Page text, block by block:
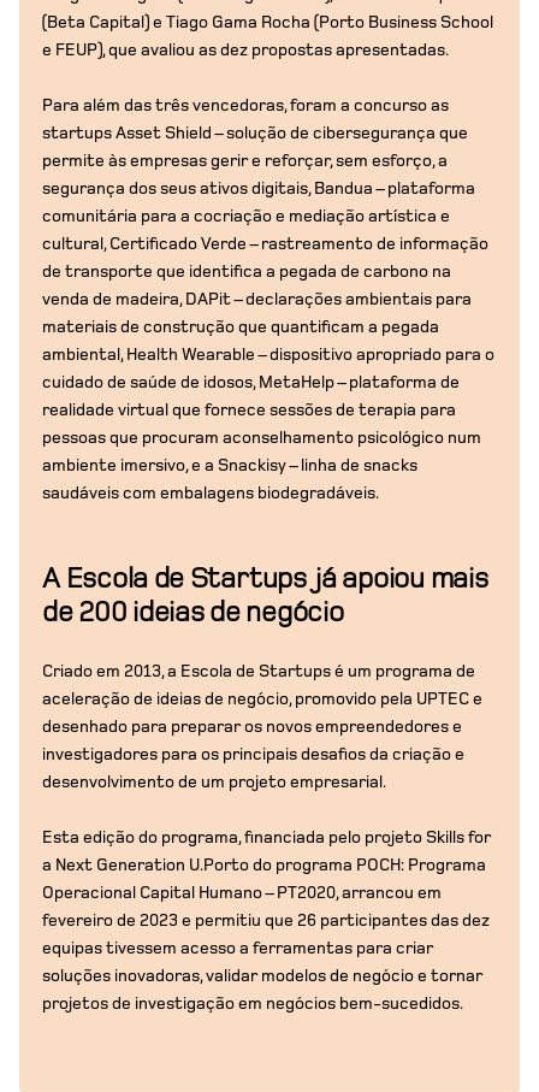
(Beta Capital) e Tiago Gama Rocha (Porto Business School
e FEUP), que avaliou as dez propostas apresentadas.
Para além das três vencedoras, foram a concurso as
startups Asset Shield – solução de cibersegurança que
permite às empresas gerir e reforçar, sem esforço, a
segurança dos seus ativos digitais, Bandua – plataforma
comunitária para a cocriação e mediação artística e
cultural, Certificado Verde – rastreamento de informação
de transporte que identifica a pegada de carbono na
venda de madeira, DAPit – declarações ambientais para
materiais de construção que quantificam a pegada
ambiental, Health Wearable – dispositivo apropriado para o
cuidado de saúde de idosos, MetaHelp – plataforma de
realidade virtual que fornece sessões de terapia para
pessoas que procuram aconselhamento psicológico num
ambiente imersivo, e a Snackisy – linha de snacks
saudáveis com embalagens biodegradáveis.
A Escola de Startups já apoiou mais
de 200 ideias de negócio
Criado em 2013, a Escola de Startups é um programa de
aceleração de ideias de negócio, promovido pela UPTEC e
desenhado para preparar os novos empreendedores e
investigadores para os principais desafios da criação e
desenvolvimento de um projeto empresarial.
Esta edição do programa, financiada pelo projeto Skills for
a Next Generation U.Porto do programa POCH: Programa
Operacional Capital Humano – PT2020, arrancou em
fevereiro de 2023 e permitiu que 26 participantes das dez
equipas tivessem acesso a ferramentas para criar
soluções inovadoras, validar modelos de negócio e tornar
projetos de investigação em negócios bem-sucedidos.